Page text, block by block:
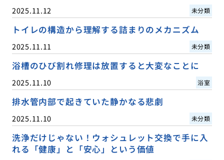
2025.11.12 未分類
トイレの構造から理解する詰まりのメカニズム
2025.11.11 未分類
浴槽のひび割れ修理は放置すると大変なことに
2025.11.10 浴室
排水管内部で起きていた静かなる悲劇
2025.11.10 未分類
洗浄だけじゃない！ウォシュレット交換で手に入
れる「健康」と「安心」という価値